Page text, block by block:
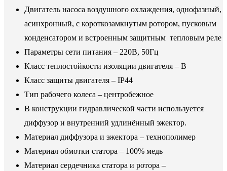
Двигатель насоса воздушного охлаждения, однофазный,
асинхронный, с короткозамкнутым ротором, пусковым
конденсатором и встроенным защитным тепловым реле
Параметры сети питания – 220В, 50Гц
Класс теплостойкости изоляции двигателя – В
Класс защиты двигателя – IP44
Тип рабочего колеса – центробежное
В конструкции гидравлической части используется
диффузор и внутренний удлинённый эжектор.
Материал диффузора и эжектора – технополимер
Материал обмотки статора – 100% медь
Материал сердечника статора и ротора –